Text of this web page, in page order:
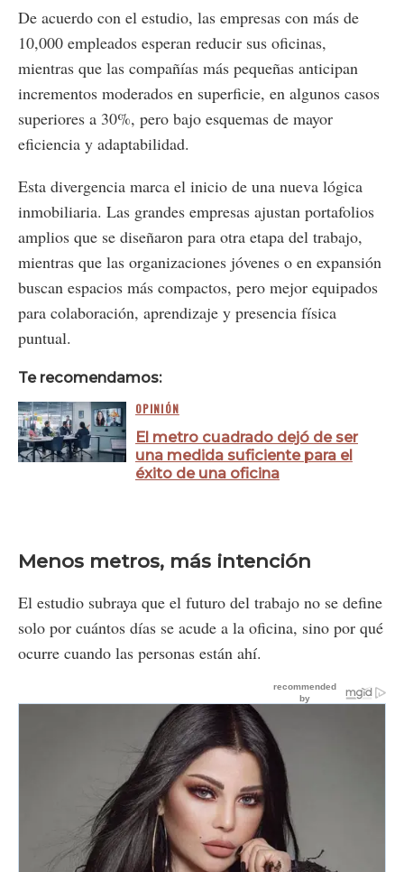
De acuerdo con el estudio, las empresas con más de
10,000 empleados esperan reducir sus oficinas,
mientras que las compañías más pequeñas anticipan
incrementos moderados en superficie, en algunos casos
superiores a 30%, pero bajo esquemas de mayor
eficiencia y adaptabilidad.
Esta divergencia marca el inicio de una nueva lógica
inmobiliaria. Las grandes empresas ajustan portafolios
amplios que se diseñaron para otra etapa del trabajo,
mientras que las organizaciones jóvenes o en expansión
buscan espacios más compactos, pero mejor equipados
para colaboración, aprendizaje y presencia física
puntual.
Te recomendamos:
OPINIÓN
El metro cuadrado dejó de ser
una medida suficiente para el
éxito de una oficina
Menos metros, más intención
El estudio subraya que el futuro del trabajo no se define
solo por cuántos días se acude a la oficina, sino por qué
ocurre cuando las personas están ahí.